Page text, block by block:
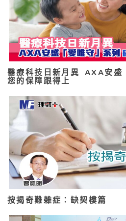
醫療科技日新月異 AXA安盛
您的保障跟得上
按揭奇難雜症：缺契樓篇